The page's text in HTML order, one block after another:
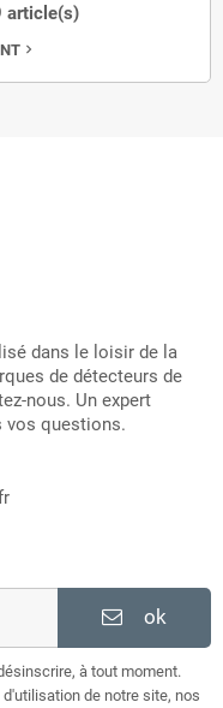
article(s)
navigate_next
dans le loisir de la
de détecteurs de
nous. Un expert
vos questions.
ok
à tout moment.
de notre site, nos